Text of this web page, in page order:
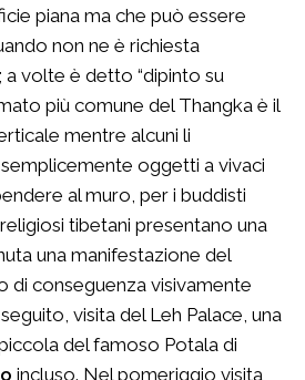
piana ma che può essere
non ne è richiesta
a volte è detto “dipinto su
più comune del Thangka è il
mentre alcuni li
oggetti a vivaci
al muro, per i buddisti
tibetani presentano una
una manifestazione del
di conseguenza visivamente
visita del Leh Palace, una
del famoso Potala di
incluso. Nel pomeriggio visita